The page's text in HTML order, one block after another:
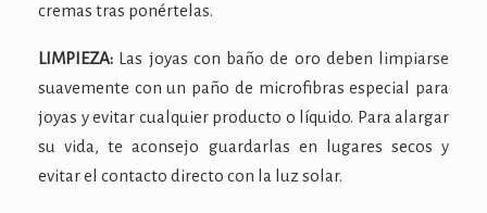
cremas tras ponértelas.
LIMPIEZA: Las joyas con baño de oro deben limpiarse
suavemente con un paño de microfibras especial para
joyas y evitar cualquier producto o líquido. Para alargar
su vida, te aconsejo guardarlas en lugares secos y
evitar el contacto directo con la luz solar.